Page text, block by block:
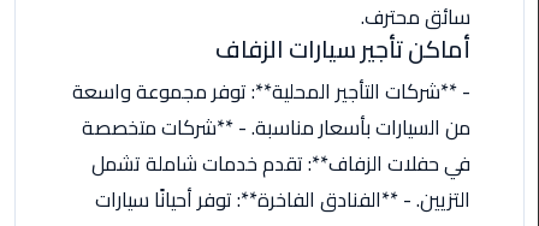
العين
السخنة
ليموزين
سائق محترف.
أماكن تأجير سيارات الزفاف
- **شركات التأجير المحلية**: توفر مجموعة واسعة
من السيارات بأسعار مناسبة. - **شركات متخصصة
في حفلات الزفاف**: تقدم خدمات شاملة تشمل
التزيين. - **الفنادق الفاخرة**: توفر أحيانًا سيارات